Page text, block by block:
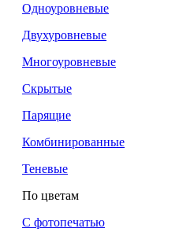
Одноуровневые
Двухуровневые
Многоуровневые
Скрытые
Парящие
Комбинированные
Теневые
По цветам
С фотопечатью